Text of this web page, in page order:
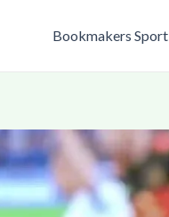
Bookmakers Sport